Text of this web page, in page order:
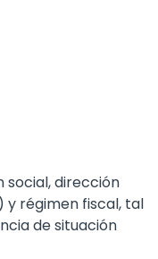
social, dirección
y régimen fiscal, tal
de situación